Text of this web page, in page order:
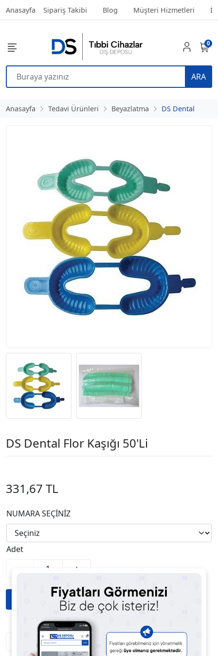
Anasayfa Sipariş Takibi Blog Müşteri Hizmetleri
ARA
0
Anasayfa Tedavi Ürünleri Beyazlatma DS Dental
DS Dental Flor Kaşığı 50'Li
331,67 TL
NUMARA SEÇİNİZ
Adet
+
Fiyatı Düşünce Haber Ver